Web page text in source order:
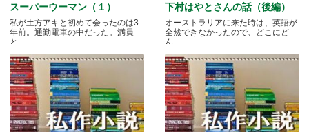
スーパーウーマン（１）
私が土方アキと初めて会ったのは3
年前。通勤電車の中だった。満員
と.....
下村はやとさんの話（後編）
オーストラリアに来た時は、英語が
全然できなかったので、どこにど
ん.....